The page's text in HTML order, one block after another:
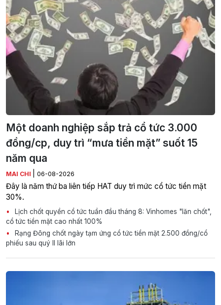
Một doanh nghiệp sắp trả cổ tức 3.000
đồng/cp, duy trì “mưa tiền mặt” suốt 15
năm qua
MAI CHI 06-08-2026
Đây là năm thứ ba liên tiếp HAT duy trì mức cổ tức tiền mặt
30%.
Lịch chốt quyền cổ tức tuần đầu tháng 8: Vinhomes "lăn chốt",
cổ tức tiền mặt cao nhất 100%
Rạng Đông chốt ngày tạm ứng cổ tức tiền mặt 2.500 đồng/cổ
phiếu sau quý II lãi lớn